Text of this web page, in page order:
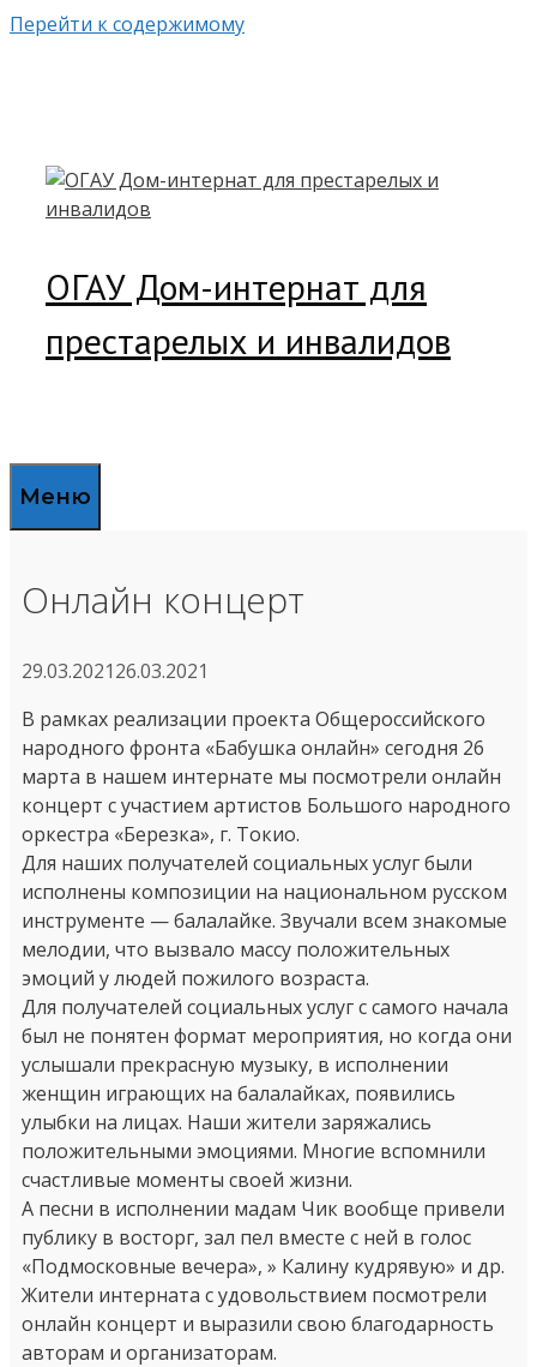
Перейти к содержимому
ОГАУ Дом-интернат для
престарелых и инвалидов
Меню
Онлайн концерт
29.03.202126.03.2021
В рамках реализации проекта Общероссийского
народного фронта «Бабушка онлайн» сегодня 26
марта в нашем интернате мы посмотрели онлайн
концерт с участием артистов Большого народного
оркестра «Березка», г. Токио.
Для наших получателей социальных услуг были
исполнены композиции на национальном русском
инструменте — балалайке. Звучали всем знакомые
мелодии, что вызвало массу положительных
эмоций у людей пожилого возраста.
Для получателей социальных услуг с самого начала
был не понятен формат мероприятия, но когда они
услышали прекрасную музыку, в исполнении
женщин играющих на балалайках, появились
улыбки на лицах. Наши жители заряжались
положительными эмоциями. Многие вспомнили
счастливые моменты своей жизни.
А песни в исполнении мадам Чик вообще привели
публику в восторг, зал пел вместе с ней в голос
«Подмосковные вечера», » Калину кудрявую» и др.
Жители интерната с удовольствием посмотрели
онлайн концерт и выразили свою благодарность
авторам и организаторам.